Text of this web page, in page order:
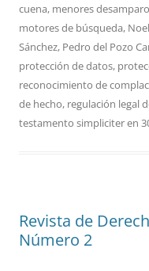
cuena, menores desamparo
motores de búsqueda,
Sánchez, Pedro del Pozo
protección de datos,
reconocimiento de
de hecho, regulación legal
testamento simpliciteren
Revista de
Número 2